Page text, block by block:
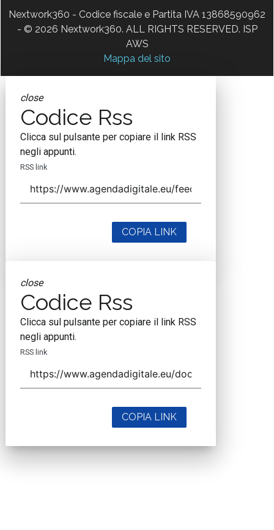
Nextwork360 - Codice fiscale e Partita IVA 13868590962
- © 2026 Nextwork360. ALL RIGHTS RESERVED. ISP
AWS
Mappa del sito
close
Codice Rss
Clicca sul pulsante per copiare il link RSS
negli appunti.
RSS link
COPIA LINK
close
Codice Rss
Clicca sul pulsante per copiare il link RSS
negli appunti.
RSS link
COPIA LINK